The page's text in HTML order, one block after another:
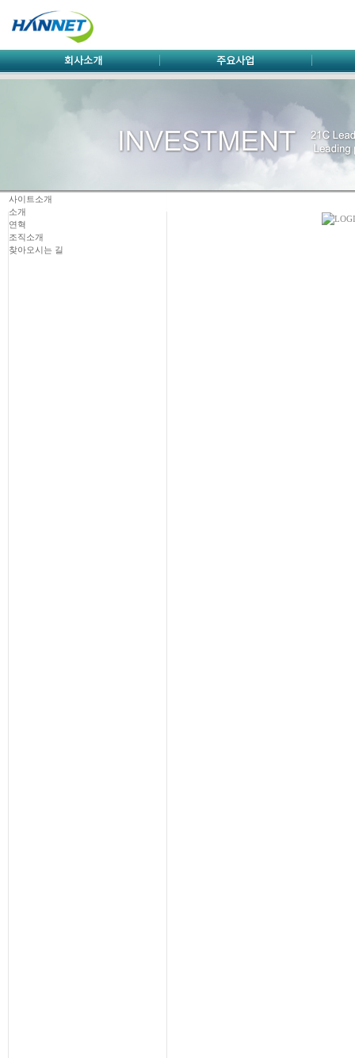
사이트소개
소개
연혁
조직소개
찾아오시는 길